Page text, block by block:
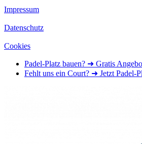
Impressum
Datenschutz
Cookies
Padel-Platz bauen? ➜ Gratis
Fehlt uns ein Court? ➜ Jetzt Padel-